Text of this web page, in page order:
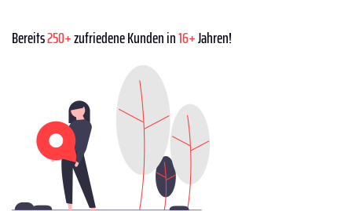
Bereits250+zufriedene Kunden in16+Jahren!